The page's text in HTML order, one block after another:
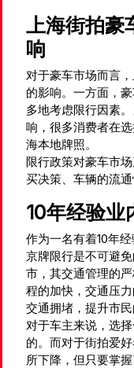
上海街拍豪
响
对于豪车市场而言
的影响。一方面，
多地考虑限行因素
响，很多消费者在
海本地牌照。
限行政策对豪车市
买决策、车辆的流
10年经验业
作为一名有着10年
京牌限行是不可避
市，其交通管理的
程的加快，交通压
交通拥堵，提升市民
对于车主来说，选
的。而对于街拍爱
所下降，但只要掌